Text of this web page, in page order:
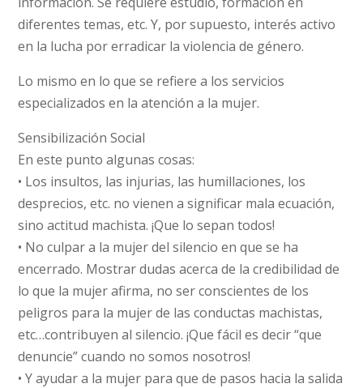
diferentes temas, etc. Y, por supuesto, interés activo
en la lucha por erradicar la violencia de género.
Lo mismo en lo que se refiere a los servicios
especializados en la atención a la mujer.
Sensibilización Social
En este punto algunas cosas:
• Los insultos, las injurias, las humillaciones, los
desprecios, etc. no vienen a significar mala ecuación,
sino actitud machista. ¡Que lo sepan todos!
• No culpar a la mujer del silencio en que se ha
encerrado. Mostrar dudas acerca de la credibilidad de
lo que la mujer afirma, no ser conscientes de los
peligros para la mujer de las conductas machistas,
etc…contribuyen al silencio. ¡Que fácil es decir “que
denuncie” cuando no somos nosotros!
• Y ayudar a la mujer para que de pasos hacia la salida